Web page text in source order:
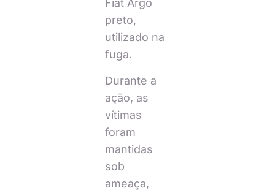
Fiat Argo
preto,
utilizado na
fuga.
Durante a
ação, as
vítimas
foram
mantidas
sob
ameaça,